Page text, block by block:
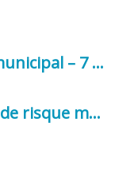
Compte rendu conseil municipal – 7 avril 2026
Abaissement au niveau de risque modéré de l’Influenza aviaire